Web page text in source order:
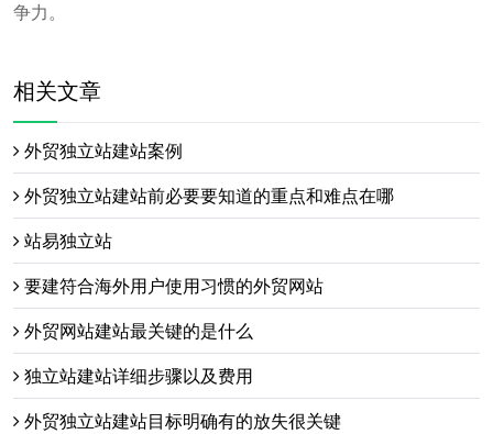
争力。
相关文章
外贸独立站建站案例
外贸独立站建站前必要要知道的重点和难点在哪
站易独立站
要建符合海外用户使用习惯的外贸网站
外贸网站建站最关键的是什么
独立站建站详细步骤以及费用
外贸独立站建站目标明确有的放失很关键